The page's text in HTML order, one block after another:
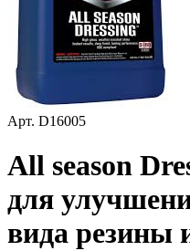
Арт. D16005
All season
для
вида резины